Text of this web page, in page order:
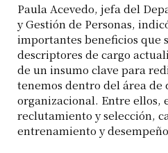
Paula Acevedo, jefa del
y Gestión de Personas,
importantes beneficios que
descriptores de cargo
de un insumo clave para
tenemos dentro del área de
organizacional. Entre ellos,
reclutamiento y selección,
entrenamiento y